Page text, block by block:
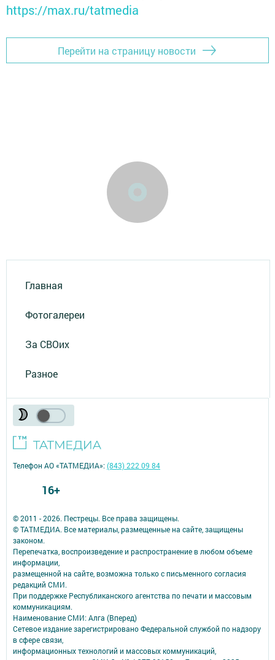
https://max.ru/tatmedia
Перейти на страницу новости
Главная
Фотогалереи
За СВОих
Разное
© 2011 - 2026. Пестрецы. Все права защищены.
© ТАТМЕДИА. Все материалы, размещенные на сайте, защищены
законом.
Перепечатка, воспроизведение и распространение в любом объеме
информации,
размещенной на сайте, возможна только с письменного согласия
редакций СМИ.
При поддержке Республиканского агентства по печати и массовым
коммуникациям.
Наименование СМИ: Алга (Вперед)
Сетевое издание зарегистрировано Федеральной службой по надзору
в сфере связи,
информационных технологий и массовых коммуникаций,
Телефон АО «ТАТМЕДИА»:(843) 222 09 84
16+